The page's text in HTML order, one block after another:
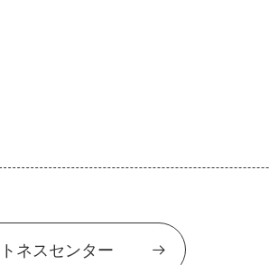
ネスセンター